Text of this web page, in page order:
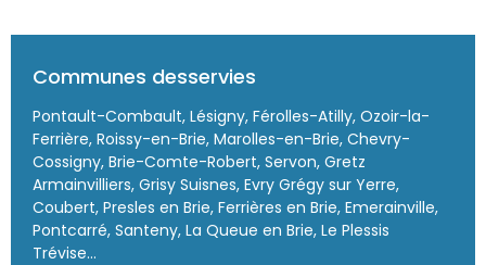
Communes desservies
Pontault-Combault, Lésigny, Férolles-Atilly, Ozoir-la-
Ferrière, Roissy-en-Brie, Marolles-en-Brie, Chevry-
Cossigny, Brie-Comte-Robert, Servon, Gretz
Armainvilliers, Grisy Suisnes, Evry Grégy sur Yerre,
Coubert, Presles en Brie, Ferrières en Brie, Emerainville,
Pontcarré, Santeny, La Queue en Brie, Le Plessis
Trévise...